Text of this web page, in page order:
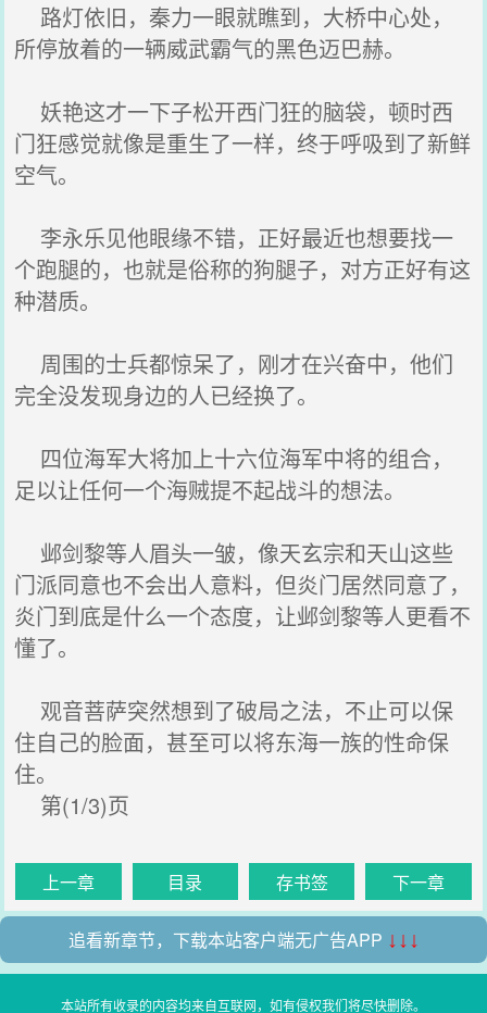
路灯依旧，秦力一眼就瞧到，大桥中心处，
所停放着的一辆威武霸气的黑色迈巴赫。
妖艳这才一下子松开西门狂的脑袋，顿时西
门狂感觉就像是重生了一样，终于呼吸到了新鲜
空气。
李永乐见他眼缘不错，正好最近也想要找一
个跑腿的，也就是俗称的狗腿子，对方正好有这
种潜质。
周围的士兵都惊呆了，刚才在兴奋中，他们
完全没发现身边的人已经换了。
四位海军大将加上十六位海军中将的组合，
足以让任何一个海贼提不起战斗的想法。
邺剑黎等人眉头一皱，像天玄宗和天山这些
门派同意也不会出人意料，但炎门居然同意了，
炎门到底是什么一个态度，让邺剑黎等人更看不
懂了。
观音菩萨突然想到了破局之法，不止可以保
住自己的脸面，甚至可以将东海一族的性命保
住。
第(1/3)页
上一章 目录 存书签 下一章
追看新章节，下载本站客户端无广告APP ↓↓↓
本站所有收录的内容均来自互联网，如有侵权我们将尽快删除。